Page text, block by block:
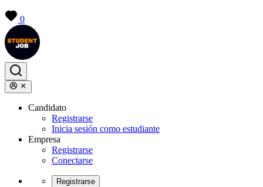
0
Candidato
Registrarse
Inicia sesión como estudiante
Empresa
Registrarse
Conectarse
Registrarse